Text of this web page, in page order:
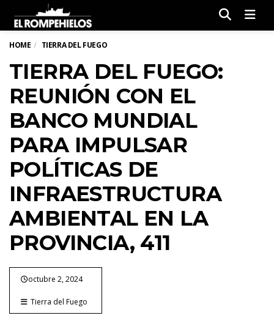
HOME TIERRA DEL FUEGO
TIERRA DEL FUEGO:
REUNIÓN CON EL
BANCO MUNDIAL
PARA IMPULSAR
POLÍTICAS DE
INFRAESTRUCTURA
AMBIENTAL EN LA
PROVINCIA, 411
octubre 2, 2024
Tierra del Fuego